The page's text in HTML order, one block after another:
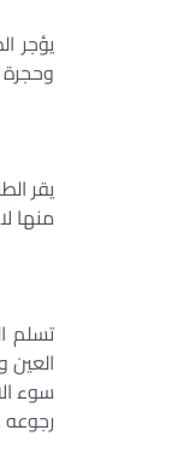
يؤجر
وحجرة
يقر
منها
تسلم
العين
سوء
رجوعه